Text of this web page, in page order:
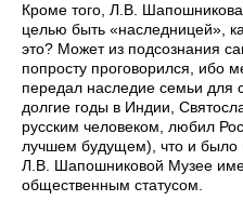
Кроме того, Л.В.
целью быть «наследницей»,
это? Может из подсознания
попросту проговорился, ибо
передал наследие семьи для
долгие годы в Индии,
русским человеком, любил
лучшем будущем), что и было
Л.В. Шапошниковой Музее
общественным статусом.